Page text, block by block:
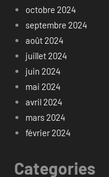
octobre 2024
septembre 2024
août 2024
juillet 2024
juin 2024
mai 2024
avril 2024
mars 2024
février 2024
Categories